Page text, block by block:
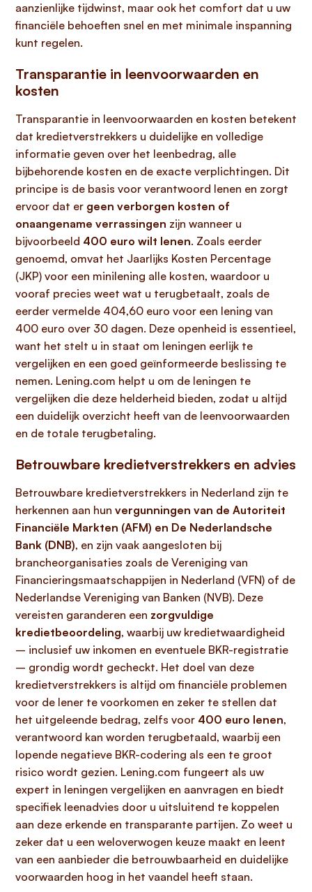
aanzienlijke tijdwinst, maar ook het comfort dat u uw
financiële behoeften snel en met minimale inspanning
kunt regelen.
Transparantie in leenvoorwaarden en
kosten
Transparantie in leenvoorwaarden en kosten betekent
dat kredietverstrekkers u duidelijke en volledige
informatie geven over het leenbedrag, alle
bijbehorende kosten en de exacte verplichtingen. Dit
principe is de basis voor verantwoord lenen en zorgt
ervoor dat er geen verborgen kosten of
onaangename verrassingen zijn wanneer u
bijvoorbeeld 400 euro wilt lenen. Zoals eerder
genoemd, omvat het Jaarlijks Kosten Percentage
(JKP) voor een minilening alle kosten, waardoor u
vooraf precies weet wat u terugbetaalt, zoals de
eerder vermelde 404,60 euro voor een lening van
400 euro over 30 dagen. Deze openheid is essentieel,
want het stelt u in staat om leningen eerlijk te
vergelijken en een goed geïnformeerde beslissing te
nemen. Lening.com helpt u om de leningen te
vergelijken die deze helderheid bieden, zodat u altijd
een duidelijk overzicht heeft van de leenvoorwaarden
en de totale terugbetaling.
Betrouwbare kredietverstrekkers en advies
Betrouwbare kredietverstrekkers in Nederland zijn te
herkennen aan hun vergunningen van de Autoriteit
Financiële Markten (AFM) en De Nederlandsche
Bank (DNB), en zijn vaak aangesloten bij
brancheorganisaties zoals de Vereniging van
Financieringsmaatschappijen in Nederland (VFN) of de
Nederlandse Vereniging van Banken (NVB). Deze
vereisten garanderen een zorgvuldige
kredietbeoordeling, waarbij uw kredietwaardigheid
– inclusief uw inkomen en eventuele BKR-registratie
– grondig wordt gecheckt. Het doel van deze
kredietverstrekkers is altijd om financiële problemen
voor de lener te voorkomen en zeker te stellen dat
het uitgeleende bedrag, zelfs voor 400 euro lenen,
verantwoord kan worden terugbetaald, waarbij een
lopende negatieve BKR-codering als een te groot
risico wordt gezien. Lening.com fungeert als uw
expert in leningen vergelijken en aanvragen en biedt
specifiek leenadvies door u uitsluitend te koppelen
aan deze erkende en transparante partijen. Zo weet u
zeker dat u een weloverwogen keuze maakt en leent
van een aanbieder die betrouwbaarheid en duidelijke
voorwaarden hoog in het vaandel heeft staan.